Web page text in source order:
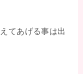
てあげる事は出